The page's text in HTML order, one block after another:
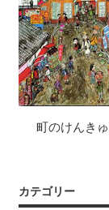
町のけんきゅ
カテゴリー